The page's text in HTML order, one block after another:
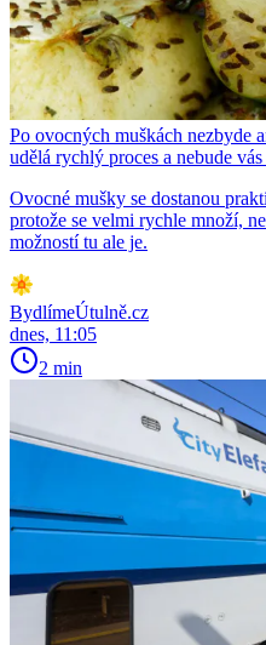
Po ovocných muškách nezbyde
udělá rychlý proces a nebude
Ovocné mušky se dostanou
protože se velmi rychle množí,
možností tu ale je.
BydlímeÚtulně.cz
dnes, 11:05
2 min